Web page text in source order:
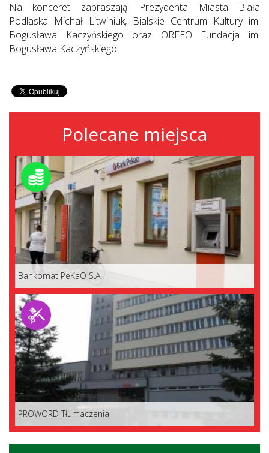
Na konceret zapraszają: Prezydenta Miasta Biała
Podlaska Michał Litwiniuk, Bialskie Centrum Kultury im.
Bogusława Kaczyńskiego oraz ORFEO Fundacja im.
Bogusława Kaczyńskiego
Polecane miejsca
Bankomat PeKaO S.A.
PROWORD Tłumaczenia